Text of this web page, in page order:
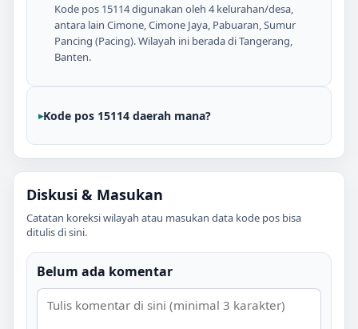
Kode pos 15114 digunakan oleh 4 kelurahan/desa,
antara lain Cimone, Cimone Jaya, Pabuaran, Sumur
Pancing (Pacing). Wilayah ini berada di Tangerang,
Banten.
Kode pos 15114 daerah mana?
Diskusi & Masukan
Catatan koreksi wilayah atau masukan data kode pos bisa
ditulis di sini.
Belum ada komentar